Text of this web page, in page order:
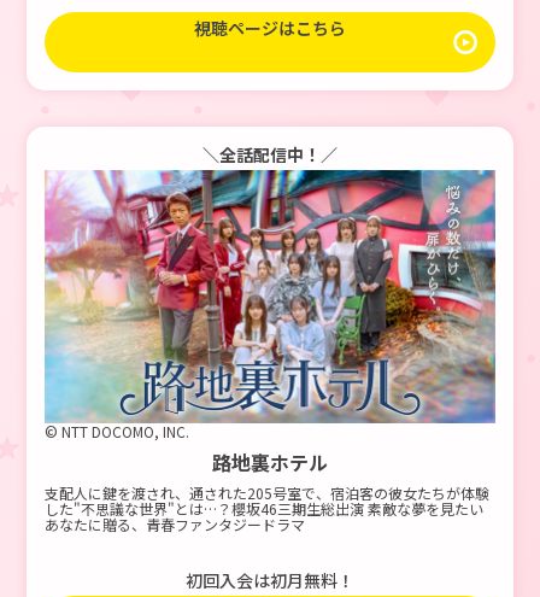
視聴ページはこちら
＼全話配信中！／
© NTT DOCOMO, INC.
路地裏ホテル
支配人に鍵を渡され、通された205号室で、宿泊客の彼女たちが体験
した"不思議な世界"とは…？櫻坂46三期生総出演 素敵な夢を見たい
あなたに贈る、青春ファンタジードラマ
初回入会は初月無料！